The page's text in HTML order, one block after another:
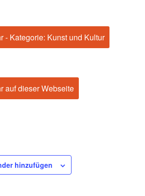
- Kategorie: Kunst und Kultur
auf dieser Webseite
hinzufügen